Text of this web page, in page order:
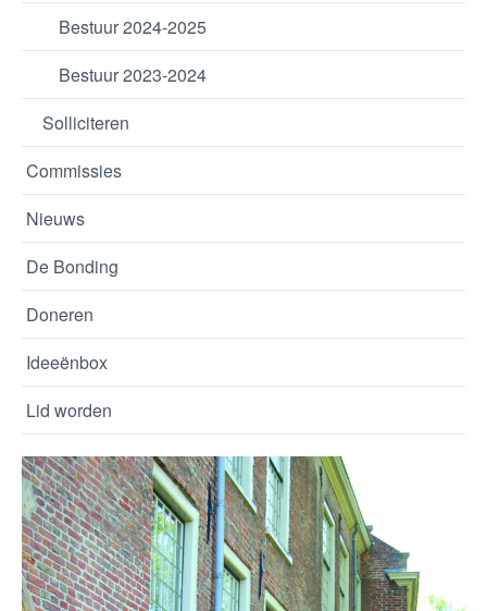
Bestuur 2024-2025
Bestuur 2023-2024
Solliciteren
Commissies
Nieuws
De Bonding
Doneren
Ideeënbox
Lid worden